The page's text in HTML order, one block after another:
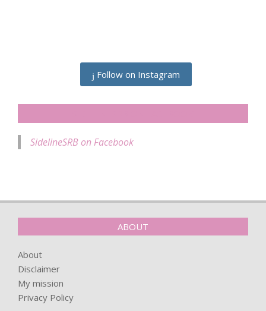
Follow on Instagram
SidelineSRB on Facebook
ABOUT
About
Disclaimer
My mission
Privacy Policy